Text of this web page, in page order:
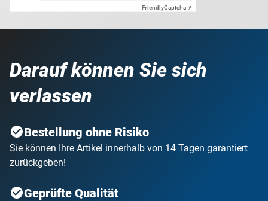
FriendlyCaptcha ⇗
Darauf können Sie sich
verlassen
Bestellung ohne Risiko
Sie können Ihre Artikel innerhalb von 14 Tagen garantiert
zurückgeben!
Geprüfte Qualität